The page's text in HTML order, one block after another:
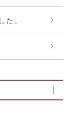
。